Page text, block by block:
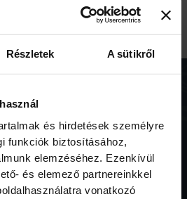
Részletek A sütikről
és hirdetések személyre
funkciók biztosításához,
elemzéséhez. Ezenkívül
és elemező partnereinkkel
vonatkozó
fel,
aktuális információkat
szállodánkról!